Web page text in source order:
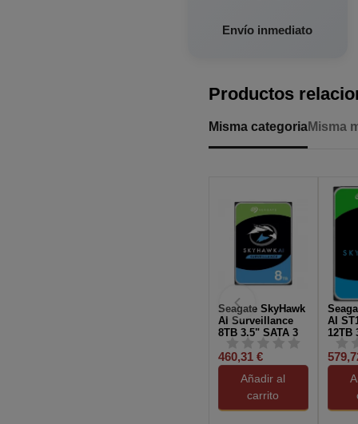
Envío inmediato
Productos
Misma categoriaMisma
Seagate SkyHawk
AI Surveillance
8TB 3.5" SATA 3
460,31 €
Añadir al
carrito
AI
12TB